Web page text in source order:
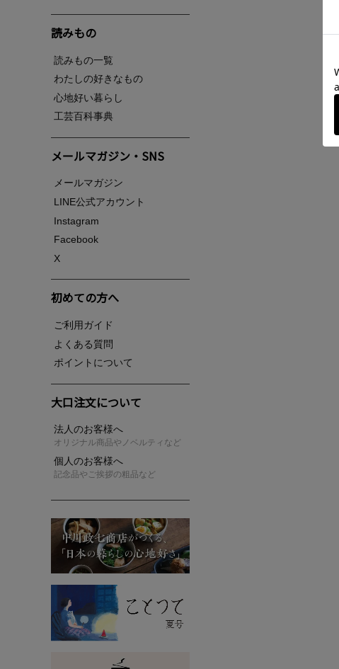
読みもの
読みもの一覧
わたしの好きなもの
心地好い暮らし
工芸百科事典
メールマガジン・SNS
メールマガジン
LINE公式アカウント
Instagram
Facebook
X
初めての方へ
ご利用ガイド
よくある質問
ポイントについて
大口注文について
法人のお客様へ
オリジナル商品やノベルティなど
個人のお客様へ
記念品やご挨拶の粗品など